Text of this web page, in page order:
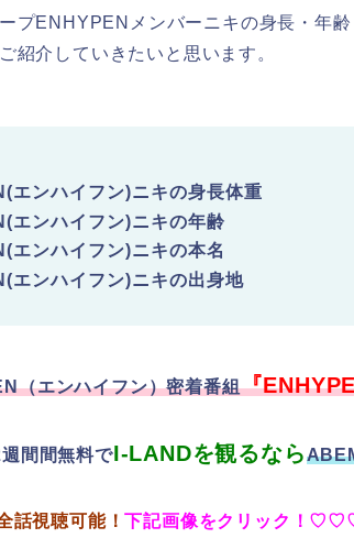
プENHYPENメンバーニキの身長・年
紹介していきたいと思います。
エンハイフン)ニキの身長体重
エンハイフン)ニキの年齢
エンハイフン)ニキの本名
エンハイフン)ニキの出身地
（エンハイフン）密着番組『
間間無料でI-LANDを観るなら
話視聴可能！下記画像をクリック！